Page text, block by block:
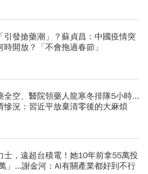
引發搶藥潮」？蘇貞昌：中國疫情突
開放？「不會拖過春節」
全空、醫院領藥人龍寒冬排隊5小時...
慘況：習近平放棄清零後的大麻煩
士，遠超台積電！她10年前拿55萬投
」...謝金河：AI有關產業都好到不行